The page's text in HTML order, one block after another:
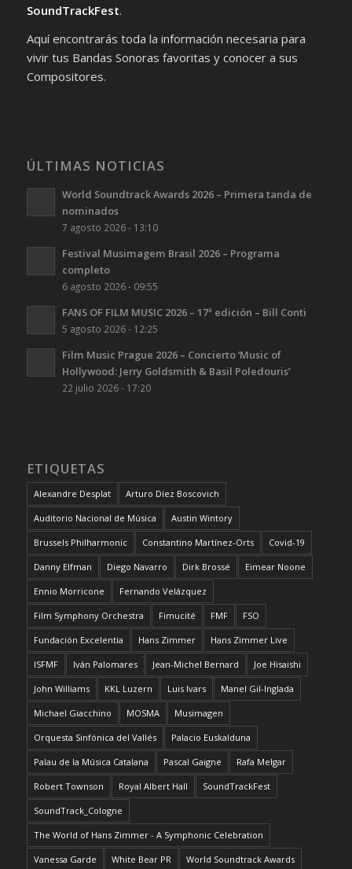
SoundTrackFest.
Aquí encontrarás toda la información necesaria para
vivir tus Bandas Sonoras favoritas y conocer a sus
Compositores.
ÚLTIMAS NOTICIAS
World Soundtrack Awards 2026 – Primera tanda de
nominados
7 agosto 2026 - 13:10
Festival Musimagem Brasil 2026 – Programa
completo
6 agosto 2026 - 09:55
FANS OF FILM MUSIC 2026 – 17ª edición – Bill Conti
5 agosto 2026 - 12:25
Film Music Prague 2026 – Concierto ‘Music of
Hollywood: Jerry Goldsmith & Basil Poledouris’
22 julio 2026 - 17:20
ETIQUETAS
Alexandre Desplat Arturo Díez Boscovich
Auditorio Nacional de Música Austin Wintory
Brussels Philharmonic Constantino Martínez-Orts Covid-19
Danny Elfman Diego Navarro Dirk Brossé Eimear Noone
Ennio Morricone Fernando Velázquez
Film Symphony Orchestra Fimucité FMF FSO
Fundación Excelentia Hans Zimmer Hans Zimmer Live
ISFMF Iván Palomares Jean-Michel Bernard Joe Hisaishi
John Williams KKL Luzern Luis Ivars Manel Gil-Inglada
Michael Giacchino MOSMA Musimagen
Orquesta Sinfónica del Vallés Palacio Euskalduna
Palau de la Música Catalana Pascal Gaigne Rafa Melgar
Robert Townson Royal Albert Hall SoundTrackFest
SoundTrack_Cologne
The World of Hans Zimmer - A Symphonic Celebration
Vanessa Garde White Bear PR World Soundtrack Awards